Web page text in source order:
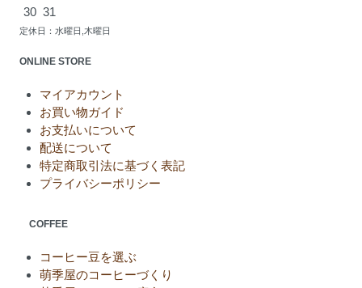
30 31
定休日：水曜日,木曜日
ONLINE STORE
マイアカウント
お買い物ガイド
お支払いについて
配送について
特定商取引法に基づく表記
プライバシーポリシー
COFFEE
コーヒー豆を選ぶ
萌季屋のコーヒーづくり